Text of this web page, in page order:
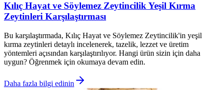
Kılıç Hayat ve Söylemez Zeytincilik Yeşil Kırma
Zeytinleri Karşılaştırması
Bu karşılaştırmada, Kılıç Hayat ve Söylemez Zeytincilik'in yeşil
kırma zeytinleri detaylı incelenerek, tazelik, lezzet ve üretim
yöntemleri açısından karşılaştırılıyor. Hangi ürün sizin için daha
uygun? Öğrenmek için okumaya devam edin.
Daha fazla bilgi edinin